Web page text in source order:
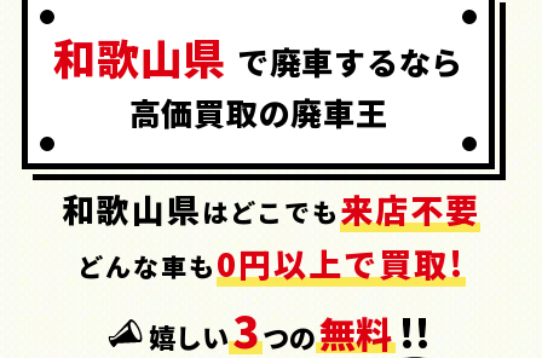
和歌山県 で廃車するなら
高価買取の廃車王
和歌山県はどこでも来店不要
どんな車も0円以上で買取!
嬉しい3つの無料 !!